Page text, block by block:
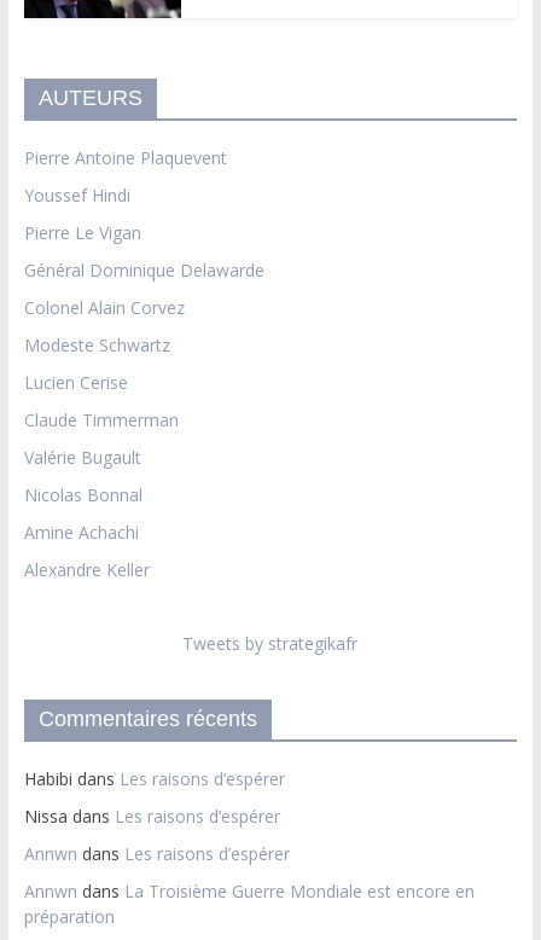
AUTEURS
Pierre Antoine Plaquevent
Youssef Hindi
Pierre Le Vigan
Général Dominique Delawarde
Colonel Alain Corvez
Modeste Schwartz
Lucien Cerise
Claude Timmerman
Valérie Bugault
Nicolas Bonnal
Amine Achachi
Alexandre Keller
Tweets by strategikafr
Commentaires récents
Habibi dans Les raisons d’espérer
Nissa dans Les raisons d’espérer
Annwn dans Les raisons d’espérer
Annwn dans La Troisième Guerre Mondiale est encore en
préparation